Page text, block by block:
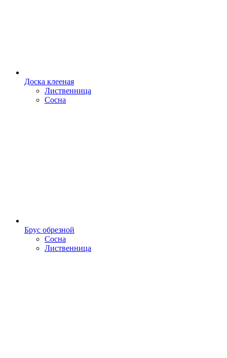
Доска клееная
Лиственница
Сосна
Брус обрезной
Сосна
Лиственница